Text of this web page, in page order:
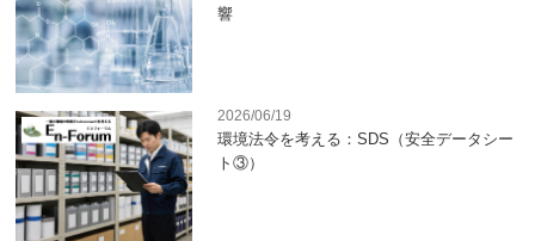
響
2026/06/19
環境法令を考える：SDS（安全データシー
ト③）